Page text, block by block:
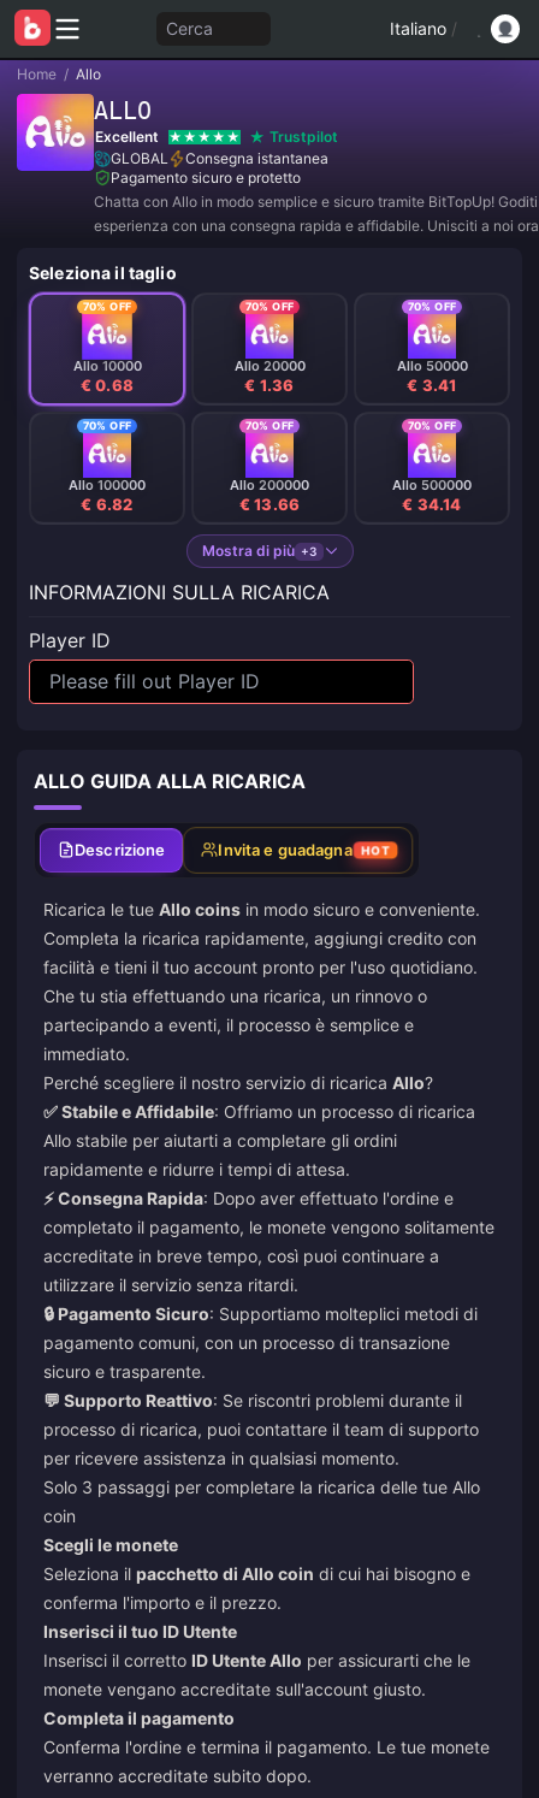
Cerca Italiano /
Home / Allo
ALLO
Excellent
Trustpilot
GLOBAL
Consegna istantanea
Pagamento sicuro e protetto
Chatta con Allo in modo semplice e sicuro tramite BitTopUp!
esperienza con una consegna rapida e affidabile. Unisciti a noi
Seleziona il taglio
70% OFF
Allo 10000
€ 0.68
70% OFF
Allo 20000
€ 1.36
70% OFF
Allo 50000
€ 3.41
70% OFF
Allo 100000
€ 6.82
70% OFF
Allo 200000
€ 13.66
70% OFF
Allo 500000
€ 34.14
Mostra di più +3
INFORMAZIONI SULLA RICARICA
Player ID
ALLO GUIDA ALLA RICARICA
Descrizione Invita e guadagna HOT
Ricarica le tue Allo coins in modo sicuro e conveniente.
Completa la ricarica rapidamente, aggiungi credito con
facilità e tieni il tuo account pronto per l'uso quotidiano.
Che tu stia effettuando una ricarica, un rinnovo o
partecipando a eventi, il processo è semplice e
immediato.
Perché scegliere il nostro servizio di ricarica Allo?
✅ Stabile e Affidabile: Offriamo un processo di ricarica
Allo stabile per aiutarti a completare gli ordini
rapidamente e ridurre i tempi di attesa.
⚡ Consegna Rapida: Dopo aver effettuato l'ordine e
completato il pagamento, le monete vengono solitamente
accreditate in breve tempo, così puoi continuare a
utilizzare il servizio senza ritardi.
🔒 Pagamento Sicuro: Supportiamo molteplici metodi di
pagamento comuni, con un processo di transazione
sicuro e trasparente.
💬 Supporto Reattivo: Se riscontri problemi durante il
processo di ricarica, puoi contattare il team di supporto
per ricevere assistenza in qualsiasi momento.
Solo 3 passaggi per completare la ricarica delle tue Allo
coin
Scegli le monete
Seleziona il pacchetto di Allo coin di cui hai bisogno e
conferma l'importo e il prezzo.
Inserisci il tuo ID Utente
Inserisci il corretto ID Utente Allo per assicurarti che le
monete vengano accreditate sull'account giusto.
Completa il pagamento
Conferma l'ordine e termina il pagamento. Le tue monete
verranno accreditate subito dopo.